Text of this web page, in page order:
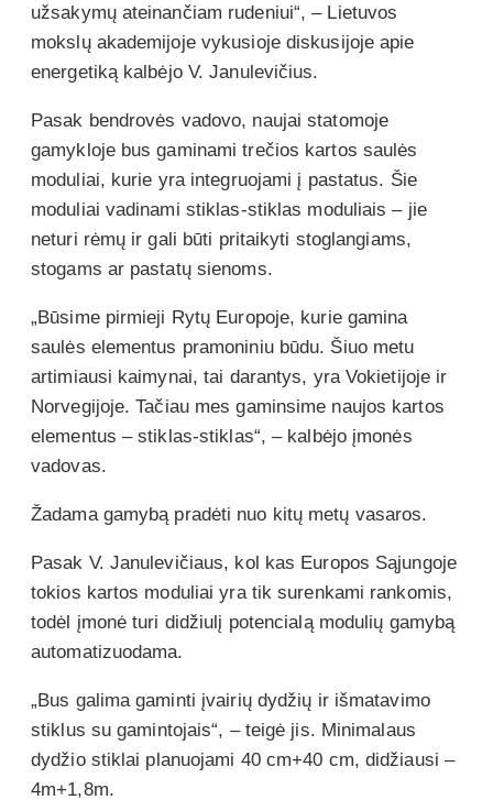
užsakymų ateinančiam rudeniui“, – Lietuvos
mokslų akademijoje vykusioje diskusijoje apie
energetiką kalbėjo V. Janulevičius.
Pasak bendrovės vadovo, naujai statomoje
gamykloje bus gaminami trečios kartos saulės
moduliai, kurie yra integruojami į pastatus. Šie
moduliai vadinami stiklas-stiklas moduliais – jie
neturi rėmų ir gali būti pritaikyti stoglangiams,
stogams ar pastatų sienoms.
„Būsime pirmieji Rytų Europoje, kurie gamina
saulės elementus pramoniniu būdu. Šiuo metu
artimiausi kaimynai, tai darantys, yra Vokietijoje ir
Norvegijoje. Tačiau mes gaminsime naujos kartos
elementus – stiklas-stiklas“, – kalbėjo įmonės
vadovas.
Žadama gamybą pradėti nuo kitų metų vasaros.
Pasak V. Janulevičiaus, kol kas Europos Sąjungoje
tokios kartos moduliai yra tik surenkami rankomis,
todėl įmonė turi didžiulį potencialą modulių gamybą
automatizuodama.
„Bus galima gaminti įvairių dydžių ir išmatavimo
stiklus su gamintojais“, – teigė jis. Minimalaus
dydžio stiklai planuojami 40 cm+40 cm, didžiausi –
4m+1,8m.